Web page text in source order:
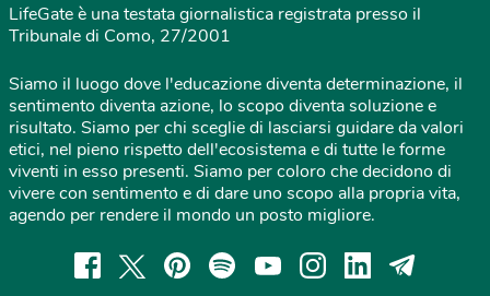
LifeGate è una testata giornalistica registrata presso il
Tribunale di Como, 27/2001
Siamo il luogo dove l'educazione diventa determinazione, il
sentimento diventa azione, lo scopo diventa soluzione e
risultato. Siamo per chi sceglie di lasciarsi guidare da valori
etici, nel pieno rispetto dell'ecosistema e di tutte le forme
viventi in esso presenti. Siamo per coloro che decidono di
vivere con sentimento e di dare uno scopo alla propria vita,
agendo per rendere il mondo un posto migliore.